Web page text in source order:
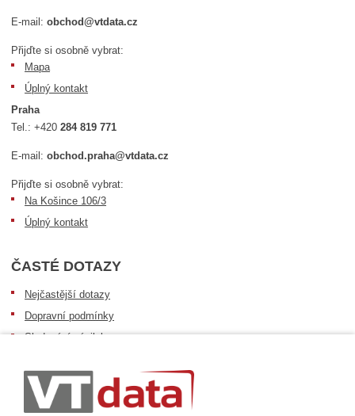
E-mail:obchod@vtdata.cz
Přijďte si osobně vybrat:
Mapa
Úplný kontakt
Praha
Tel.:+420284 819 771
E-mail:obchod.praha@vtdata.cz
Přijďte si osobně vybrat:
Na Košince 106/3
Úplný kontakt
ČASTÉ DOTAZY
Nejčastější dotazy
Dopravní podmínky
Sledování zásilek
Informace k dostupnosti zboží
Obecné informace